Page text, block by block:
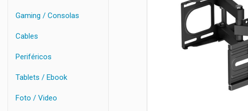
Gaming / Consolas
Cables
Periféricos
Tablets / Ebook
Foto / Video